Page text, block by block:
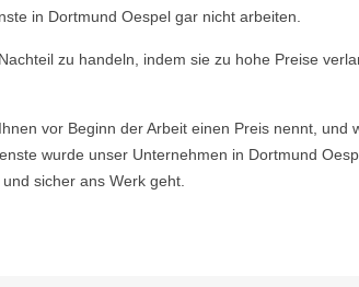
in Dortmund Oespel gar nicht arbeiten.
zu handeln, indem sie zu hohe Preise
vor Beginn der Arbeit einen Preis nennt, und
wurde unser Unternehmen in Dortmund
sicher ans Werk geht.